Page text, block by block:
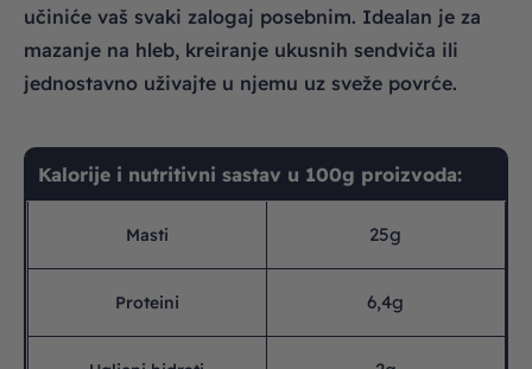
učiniće vaš svaki zalogaj posebnim. Idealan je za
mazanje na hleb, kreiranje ukusnih sendviča ili
jednostavno uživajte u njemu uz sveže povrće.
Kalorije i nutritivni sastav u 100g proizvoda:
Masti 25g
Proteini 6,4g